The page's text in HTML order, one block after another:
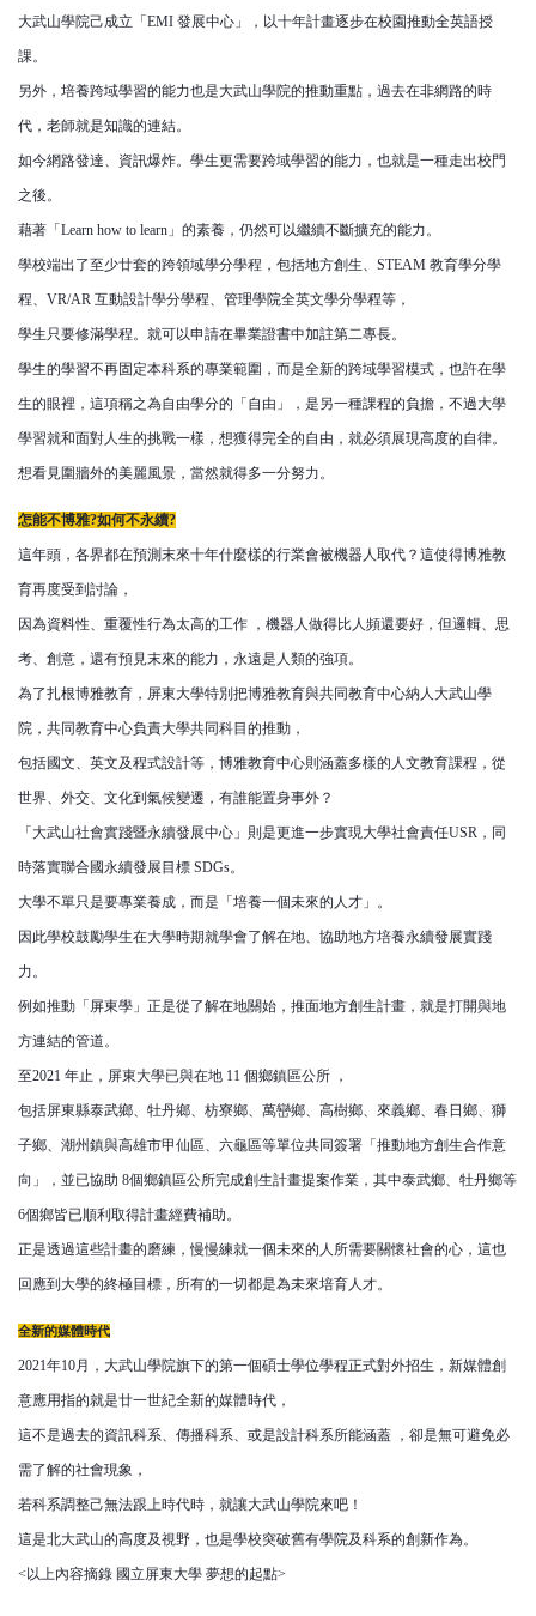
大武山學院己成立「EMI 發展中心」，以十年計畫逐步在校園推動全英語授
課。
另外，培養跨域學習的能力也是大武山學院的推動重點，過去在非網路的時
代，老師就是知識的連結。
如今網路發達、資訊爆炸。學生更需要跨域學習的能力，也就是一種走出校門
之後。
藉著「Learn how to learn」的素養，仍然可以繼續不斷擴充的能力。
學校端出了至少廿套的跨領域學分學程，包括地方創生、STEAM 教育學分學
程、VR/AR 互動設計學分學程、管理學院全英文學分學程等，
學生只要修滿學程。就可以申請在畢業證書中加註第二專長。
學生的學習不再固定本科系的專業範圍，而是全新的跨域學習模式，也許在學
生的眼裡，這項稱之為自由學分的「自由」，是另一種課程的負擔，不過大學
學習就和面對人生的挑戰一樣，想獲得完全的自由，就必須展現高度的自律。
想看見圍牆外的美麗風景，當然就得多一分努力。
怎能不博雅?如何不永續?
這年頭，各界都在預測末來十年什麼樣的行業會被機器人取代？這使得博雅教
育再度受到討論，
因為資料性、重覆性行為太高的工作 ，機器人做得比人頻還要好，但邏輯、思
考、創意，還有預見末來的能力，永遠是人類的強項。
為了扎根博雅教育，屏東大學特別把博雅教育與共同教育中心納人大武山學
院，共同教育中心負責大學共同科目的推動，
包括國文、英文及程式設計等，博雅教育中心則涵蓋多樣的人文教育課程，從
世界、外交、文化到氣候變遷，有誰能置身事外？
「大武山社會實踐暨永續發展中心」則是更進一步實現大學社會責任USR，同
時落實聯合國永續發展目標 SDGs。
大學不單只是要專業養成，而是「培養一個未來的人才」。
因此學校鼓勵學生在大學時期就學會了解在地、協助地方培養永續發展實踐
力。
例如推動「屏東學」正是從了解在地關始，推面地方創生計畫，就是打開與地
方連結的管道。
至2021 年止，屏東大學已與在地 11 個鄉鎮區公所 ，
包括屏東縣泰武鄉、牡丹鄉、枋寮鄉、萬巒鄉、高樹鄉、來義鄉、春日鄉、獅
子鄉、潮州鎮與高雄市甲仙區、六龜區等單位共同簽署「推動地方創生合作意
向」，並已協助 8個鄉鎮區公所完成創生計畫提案作業，其中泰武鄉、牡丹鄉等
6個鄉皆已順利取得計畫經費補助。
正是透過這些計畫的磨練，慢慢練就一個未來的人所需要關懷社會的心，這也
回應到大學的終極目標，所有的一切都是為未來培育人才。
全新的媒體時代
2021年10月，大武山學院旗下的第一個碩士學位學程正式對外招生，新媒體創
意應用指的就是廿一世紀全新的媒體時代，
這不是過去的資訊科系、傳播科系、或是設計科系所能涵蓋 ，卻是無可避免必
需了解的社會現象，
若科系調整己無法跟上時代時，就讓大武山學院來吧！
這是北大武山的高度及視野，也是學校突破舊有學院及科系的創新作為。
<以上內容摘錄 國立屏東大學 夢想的起點>